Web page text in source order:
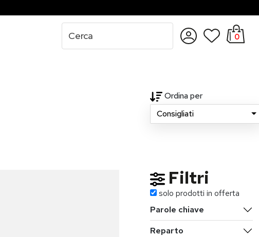
0
Ordina per
Consigliati
Filtri
solo prodotti in offerta
Parole chiave
Reparto